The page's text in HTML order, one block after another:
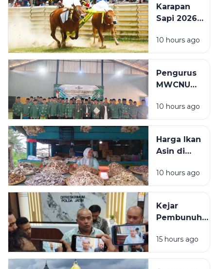
Perkuat
Organisasi
Pelayanan
Umat
Karapan
Sapi 2026
Wajib NISK
dan
Sapi Asli
Sampang
10 hours ago
Pengurus
MWCNU
Mandangin
2026-2031
Dilantik, Ini
Susunan
10 hours ago
Harga Ikan
Asin di
Tembus
Rp80 Ribu
Kilogram,
Pembeli:
Mahal dari
Ayam
10 hours ago
Kejar
Pembunuh
Bangkalan
hingga
15 hours ago